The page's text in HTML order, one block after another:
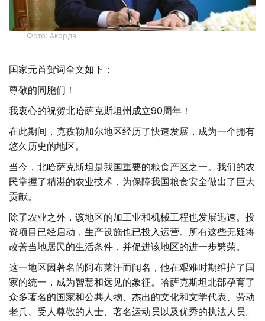
Фото: Акорда
国家元首贺词全文如下：
尊敬的同胞们！
我衷心的祝贺北哈萨克斯坦州成立90周年！
在此期间，克孜勒加尔地区经历了快速发展，成为一个拥有
悠久历史的地区。
当今，北哈萨克斯坦是我国重要的粮食产区之一。我们的农
民掌握了精湛的农业技术，为保障我国粮食安全做出了巨大
贡献。
除了农业之外，该地区的加工业和机械工程也发展迅速。投
资项目已经启动，生产设施也已投入运营。所有这些无疑将
改善当地居民的生活条件，并促进该地区的进一步繁荣。
这一地区因著名的阿布莱汗而闻名，他在艰难时期维护了国
家的统一，成为智慧和远见的象征。哈萨克斯坦北部孕育了
众多著名的国家和公共人物、杰出的文化和文学代表、劳动
老兵、受人尊敬的人士、著名运动员以及优秀的执法人员。